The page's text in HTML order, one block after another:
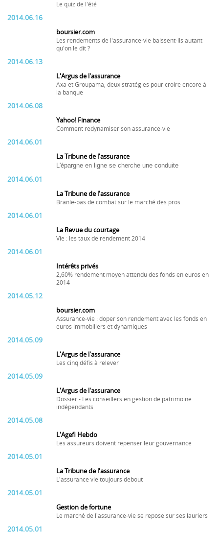
Le quiz de l'été
2014.06.16
boursier.com
Les rendements de l'assurance-vie baissent-ils autant
qu'on le dit ?
2014.06.13
L'Argus de l'assurance
Axa et Groupama, deux stratégies pour croire encore à
la banque
2014.06.08
Yahoo! Finance
Comment redynamiser son assurance-vie
2014.06.01
La Tribune de l'assurance
L'épargne en ligne se cherche une conduite
2014.06.01
La Tribune de l'assurance
Branle-bas de combat sur le marché des pros
2014.06.01
La Revue du courtage
Vie : les taux de rendement 2014
2014.06.01
Intérêts privés
2,60% rendement moyen attendu des fonds en euros en
2014
2014.05.12
boursier.com
Assurance-vie : doper son rendement avec les fonds en
euros immobiliers et dynamiques
2014.05.09
L'Argus de l'assurance
Les cinq défis à relever
2014.05.09
L'Argus de l'assurance
Dossier - Les conseillers en gestion de patrimoine
indépendants
2014.05.08
L'Agefi Hebdo
Les assureurs doivent repenser leur gouvernance
2014.05.01
La Tribune de l'assurance
L'assurance vie toujours debout
2014.05.01
Gestion de fortune
Le marché de l'assurance-vie se repose sur ses lauriers
2014.05.01